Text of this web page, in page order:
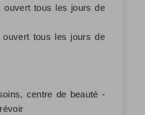
ouvert tous les jours de
ouvert tous les jours de
centre de beauté -